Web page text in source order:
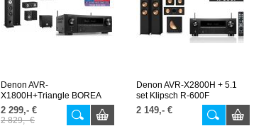
Denon AVR-
X1800H+Triangle BOREA
5.1
2 299,- €
2 829,- €
Denon AVR-X2800H + 5.1
set Klipsch R-600F
2 149,- €